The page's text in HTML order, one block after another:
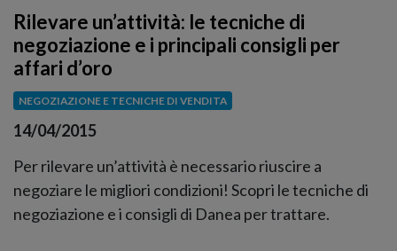
Rilevare un’attività: le tecniche di
negoziazione e i principali consigli per
affari d’oro
NEGOZIAZIONE E TECNICHE DI VENDITA
14/04/2015
Per rilevare un’attività è necessario riuscire a
negoziare le migliori condizioni! Scopri le tecniche di
negoziazione e i consigli di Danea per trattare.